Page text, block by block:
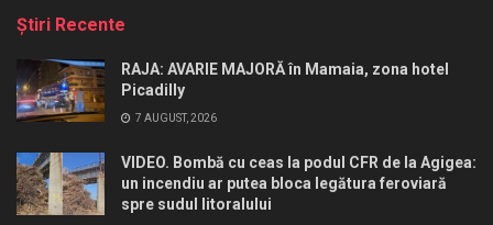
Ştiri Recente
RAJA: AVARIE MAJORĂ în Mamaia, zona hotel
Picadilly
7 AUGUST, 2026
VIDEO. Bombă cu ceas la podul CFR de la Agigea:
un incendiu ar putea bloca legătura feroviară
spre sudul litoralului